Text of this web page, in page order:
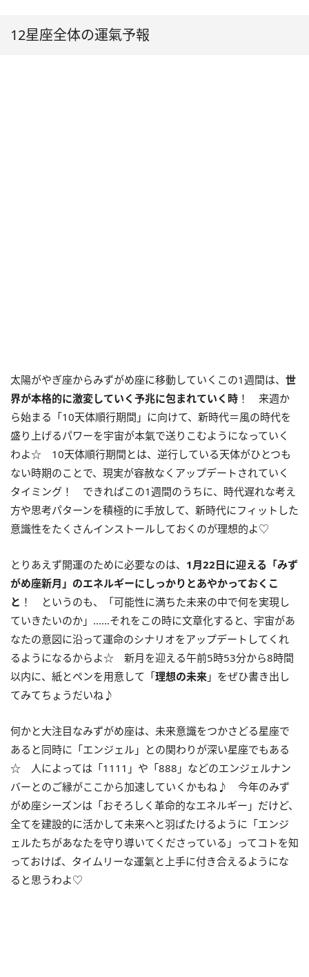
12星座全体の運氣予報
太陽がやぎ座からみずがめ座に移動していくこの1週間は、 世
界が本格的に激変していく予兆に包まれていく時 ！ 来週か
ら始まる「10天体順行期間」に向けて、新時代＝風の時代を
盛り上げるパワーを宇宙が本氣で送りこむようになっていく
わよ☆ 10天体順行期間とは、逆行している天体がひとつも
ない時期のことで、現実が容赦なくアップデートされていく
タイミング！ できればこの1週間のうちに、時代遅れな考え
方や思考パターンを積極的に手放して、新時代にフィットした
意識性をたくさんインストールしておくのが理想的よ♡
とりあえず開運のために必要なのは、 1月22日に迎える「みず
がめ座新月」のエネルギーにしっかりとあやかっておくこ
と ！ というのも、「可能性に満ちた未来の中で何を実現し
ていきたいのか」……それをこの時に文章化すると、宇宙があ
なたの意図に沿って運命のシナリオをアップデートしてくれ
るようになるからよ☆ 新月を迎える午前5時53分から8時間
以内に、紙とペンを用意して「理想の未来 」をぜひ書き出し
てみてちょうだいね♪
何かと大注目なみずがめ座は、未来意識をつかさどる星座で
あると同時に「エンジェル」との関わりが深い星座でもある
☆ 人によっては「1111」や「888」などのエンジェルナン
バーとのご縁がここから加速していくかもね♪ 今年のみず
がめ座シーズンは「おそろしく革命的なエネルギー」だけど、
全てを建設的に活かして未来へと羽ばたけるように「エンジ
ェルたちがあなたを守り導いてくださっている」ってコトを知
っておけば、タイムリーな運氣と上手に付き合えるようにな
ると思うわよ♡